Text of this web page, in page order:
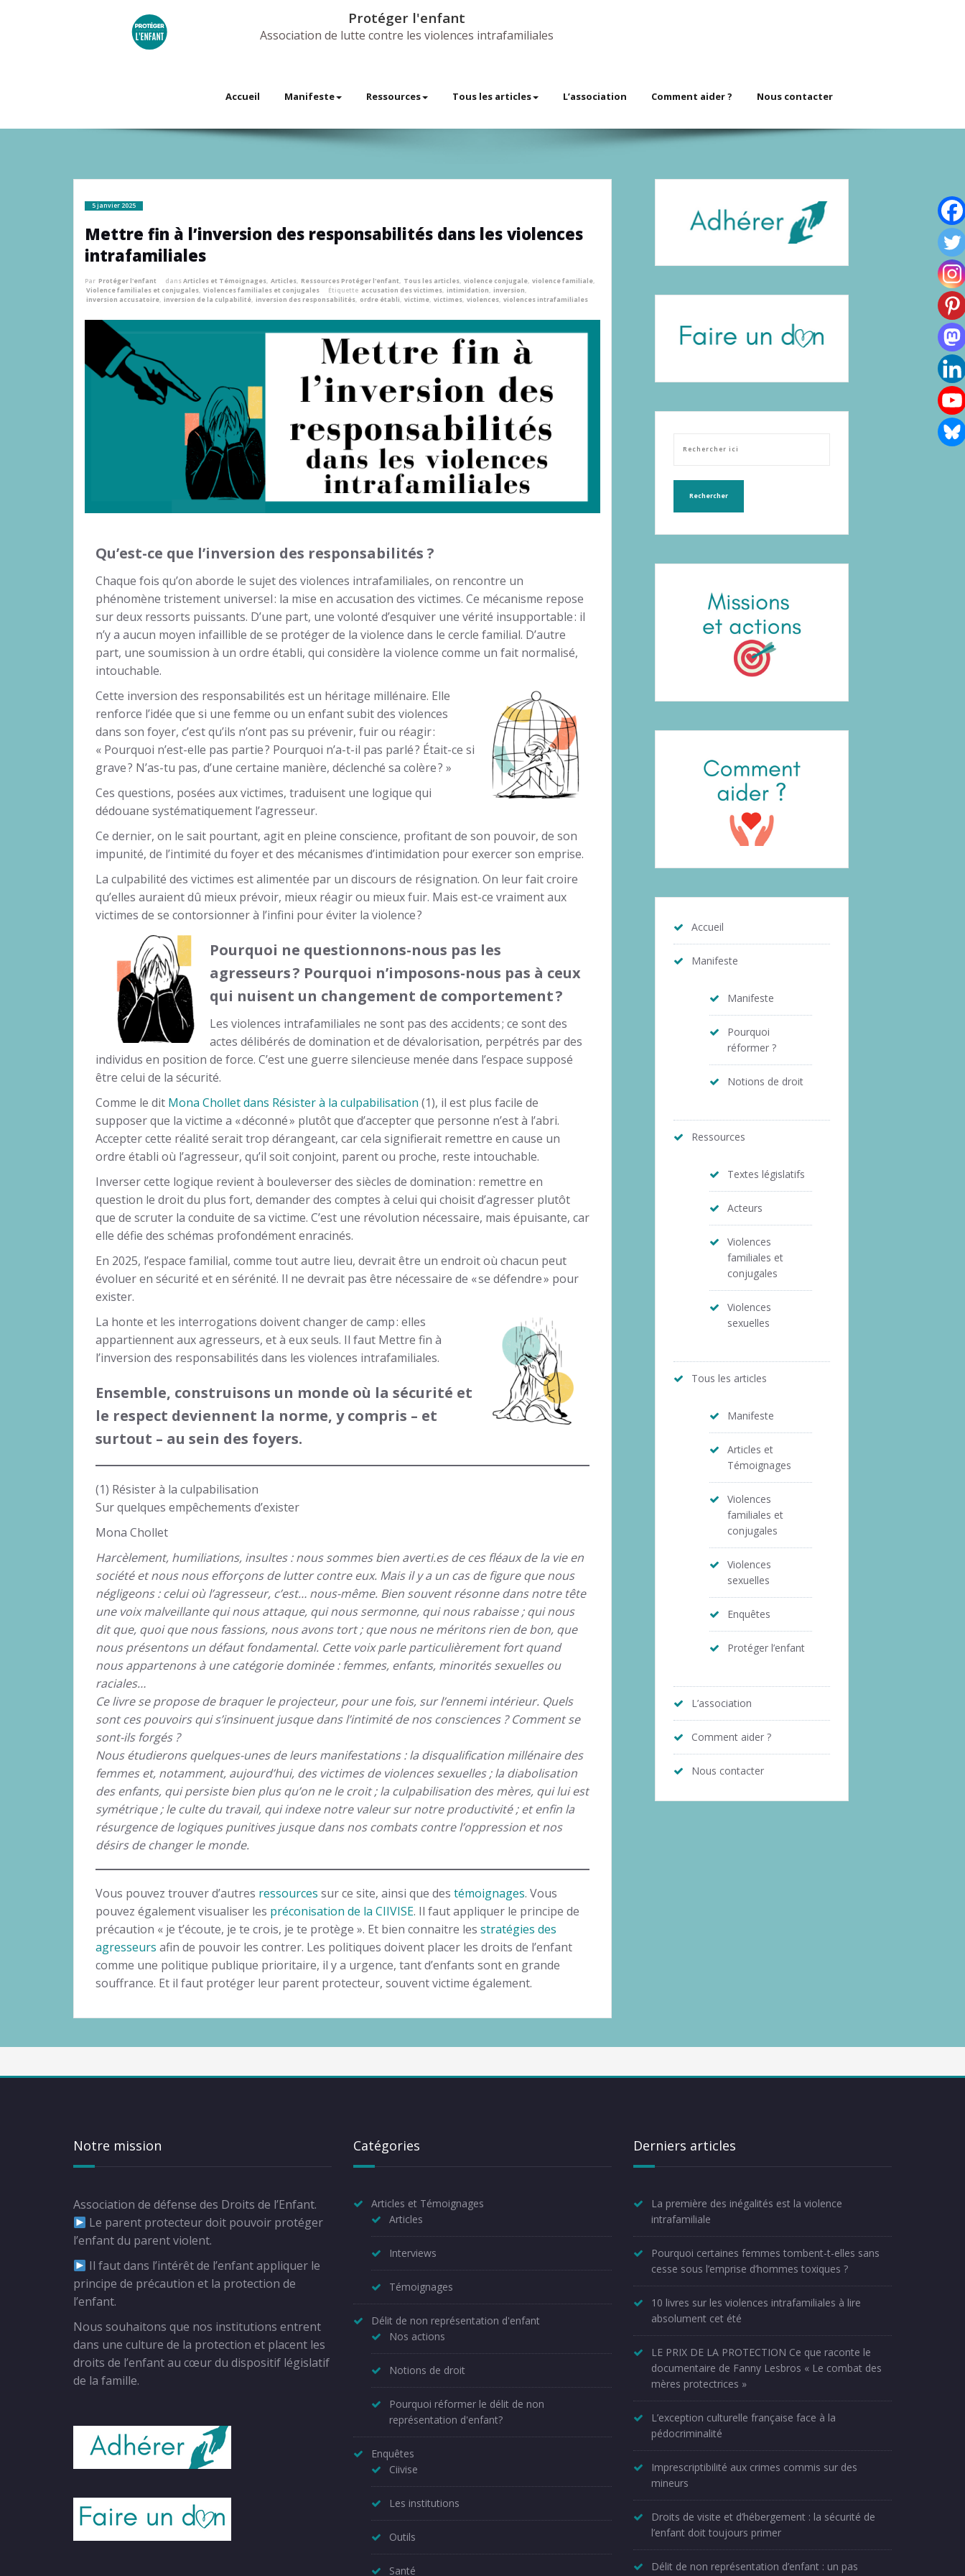
Protéger l'enfant
Association de lutte contre les violences intrafamiliales
Accueil Manifeste Ressources Tous les articles L’association Comment aider ? Nous contacter
5 janvier 2025
Mettre fin à l’inversion des responsabilités dans les violences
intrafamiliales
Par Protéger l'enfant dansArticles et Témoignages, Articles, Ressources Protéger l'enfant, Tous les articles, violence conjugale, violence familiale,
Violence familiales et conjugales, Violences familiales et conjugales Étiquette accusation des victimes, intimidation, inversion,
inversion accusatoire, inversion de la culpabilité, inversion des responsabilités, ordre établi, victime, victimes, violences, violences intrafamiliales
Qu’est-ce que l’inversion des responsabilités ?
Chaque fois qu’on aborde le sujet des violences intrafamiliales, on rencontre un
phénomène tristement universel : la mise en accusation des victimes. Ce mécanisme repose
sur deux ressorts puissants. D’une part, une volonté d’esquiver une vérité insupportable : il
n’y a aucun moyen infaillible de se protéger de la violence dans le cercle familial. D’autre
part, une soumission à un ordre établi, qui considère la violence comme un fait normalisé,
intouchable.
Cette inversion des responsabilités est un héritage millénaire. Elle
renforce l’idée que si une femme ou un enfant subit des violences
dans son foyer, c’est qu’ils n’ont pas su prévenir, fuir ou réagir :
« Pourquoi n’est-elle pas partie ? Pourquoi n’a-t-il pas parlé ? Était-ce si
grave ? N’as-tu pas, d’une certaine manière, déclenché sa colère ? »
Ces questions, posées aux victimes, traduisent une logique qui
dédouane systématiquement l’agresseur.
Ce dernier, on le sait pourtant, agit en pleine conscience, profitant de son pouvoir, de son
impunité, de l’intimité du foyer et des mécanismes d’intimidation pour exercer son emprise.
La culpabilité des victimes est alimentée par un discours de résignation. On leur fait croire
qu’elles auraient dû mieux prévoir, mieux réagir ou mieux fuir. Mais est-ce vraiment aux
victimes de se contorsionner à l’infini pour éviter la violence ?
Pourquoi ne questionnons-nous pas les
agresseurs ? Pourquoi n’imposons-nous pas à ceux
qui nuisent un changement de comportement ?
Les violences intrafamiliales ne sont pas des accidents ; ce sont des
actes délibérés de domination et de dévalorisation, perpétrés par des
individus en position de force. C’est une guerre silencieuse menée dans l’espace supposé
être celui de la sécurité.
Comme le dit Mona Chollet dans Résister à la culpabilisation (1), il est plus facile de
supposer que la victime a « déconné » plutôt que d’accepter que personne n’est à l’abri.
Accepter cette réalité serait trop dérangeant, car cela signifierait remettre en cause un
ordre établi où l’agresseur, qu’il soit conjoint, parent ou proche, reste intouchable.
Inverser cette logique revient à bouleverser des siècles de domination : remettre en
question le droit du plus fort, demander des comptes à celui qui choisit d’agresser plutôt
que de scruter la conduite de sa victime. C’est une révolution nécessaire, mais épuisante, car
elle défie des schémas profondément enracinés.
En 2025, l’espace familial, comme tout autre lieu, devrait être un endroit où chacun peut
évoluer en sécurité et en sérénité. Il ne devrait pas être nécessaire de « se défendre » pour
exister.
La honte et les interrogations doivent changer de camp : elles
appartiennent aux agresseurs, et à eux seuls. Il faut Mettre fin à
l’inversion des responsabilités dans les violences intrafamiliales.
Ensemble, construisons un monde où la sécurité et
le respect deviennent la norme, y compris – et
surtout – au sein des foyers.
(1) Résister à la culpabilisation
Sur quelques empêchements d’exister
Mona Chollet
Harcèlement, humiliations, insultes : nous sommes bien averti.es de ces fléaux de la vie en
société et nous nous efforçons de lutter contre eux. Mais il y a un cas de figure que nous
négligeons : celui où l’agresseur, c’est… nous-même. Bien souvent résonne dans notre tête
une voix malveillante qui nous attaque, qui nous sermonne, qui nous rabaisse ; qui nous
dit que, quoi que nous fassions, nous avons tort ; que nous ne méritons rien de bon, que
nous présentons un défaut fondamental. Cette voix parle particulièrement fort quand
nous appartenons à une catégorie dominée : femmes, enfants, minorités sexuelles ou
raciales…
Ce livre se propose de braquer le projecteur, pour une fois, sur l’ennemi intérieur. Quels
sont ces pouvoirs qui s’insinuent jusque dans l’intimité de nos consciences ? Comment se
sont-ils forgés ?
Nous étudierons quelques-unes de leurs manifestations : la disqualification millénaire des
femmes et, notamment, aujourd’hui, des victimes de violences sexuelles ; la diabolisation
des enfants, qui persiste bien plus qu’on ne le croit ; la culpabilisation des mères, qui lui est
symétrique ; le culte du travail, qui indexe notre valeur sur notre productivité ; et enfin la
résurgence de logiques punitives jusque dans nos combats contre l’oppression et nos
désirs de changer le monde.
Vous pouvez trouver d’autres ressources sur ce site, ainsi que des témoignages. Vous
pouvez également visualiser les préconisation de la CIIVISE. Il faut appliquer le principe de
précaution « je t’écoute, je te crois, je te protège ». Et bien connaitre les stratégies des
agresseurs afin de pouvoir les contrer. Les politiques doivent placer les droits de l’enfant
comme une politique publique prioritaire, il y a urgence, tant d’enfants sont en grande
souffrance. Et il faut protéger leur parent protecteur, souvent victime également.
Accueil
Manifeste
Manifeste
Pourquoi
réformer ?
Notions de droit
Ressources
Textes législatifs
Acteurs
Violences
familiales et
conjugales
Violences
sexuelles
Tous les articles
Manifeste
Articles et
Témoignages
Violences
familiales et
conjugales
Violences
sexuelles
Enquêtes
Protéger l’enfant
L’association
Comment aider ?
Nous contacter
Notre mission
Association de défense des Droits de l’Enfant.
Le parent protecteur doit pouvoir protéger
l’enfant du parent violent.
Il faut dans l’intérêt de l’enfant appliquer le
principe de précaution et la protection de
l’enfant.
Nous souhaitons que nos institutions entrent
dans une culture de la protection et placent les
droits de l’enfant au cœur du dispositif législatif
de la famille.
Catégories
Articles et Témoignages
Articles
Interviews
Témoignages
Délit de non représentation d'enfant
Nos actions
Notions de droit
Pourquoi réformer le délit de non
représentation d'enfant?
Enquêtes
Ciivise
Les institutions
Outils
Santé
Derniers articles
La première des inégalités est la violence
intrafamiliale
Pourquoi certaines femmes tombent-t-elles sans
cesse sous l’emprise d’hommes toxiques ?
10 livres sur les violences intrafamiliales à lire
absolument cet été
LE PRIX DE LA PROTECTION Ce que raconte le
documentaire de Fanny Lesbros « Le combat des
mères protectrices »
L’exception culturelle française face à la
pédocriminalité
Imprescriptibilité aux crimes commis sur des
mineurs
Droits de visite et d’hébergement : la sécurité de
l’enfant doit toujours primer
Délit de non représentation d’enfant : un pas